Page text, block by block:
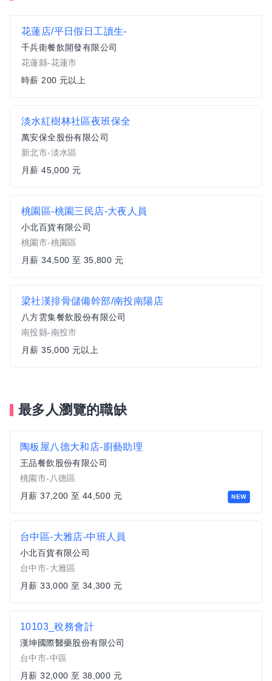
花蓮店/平日假日工讀生-
千兵衛餐飲開發有限公司
花蓮縣-花蓮市
時薪 200 元以上
淡水紅樹林社區夜班保全
萬安保全股份有限公司
新北市-淡水區
月薪 45,000 元
桃園區-桃園三民店-大夜人員
小北百貨有限公司
桃園市-桃園區
月薪 34,500 至 35,800 元
梁社漢排骨儲備幹部/南投南陽店
八方雲集餐飲股份有限公司
南投縣-南投市
月薪 35,000 元以上
最多人瀏覽的職缺
NEW
陶板屋八德大和店-廚藝助理
王品餐飲股份有限公司
桃園市-八德區
月薪 37,200 至 44,500 元
台中區-大雅店-中班人員
小北百貨有限公司
台中市-大雅區
月薪 33,000 至 34,300 元
10103_稅務會計
漢坤國際醫藥股份有限公司
台中市-中區
月薪 32,000 至 38,000 元